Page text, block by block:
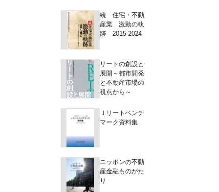
続 住宅・不動
産業 激動の軌
跡 2015-2024
リートの創設と
展開～都市開発
と不動産市場の
視点から～
Ｊリートベンチ
マーク資料集
ニッポンの不動
産金融ものがた
り